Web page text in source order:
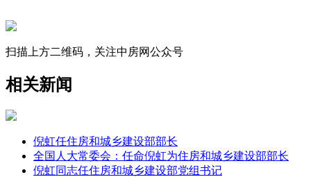
扫描上方二维码，关注中房网公众号
相关新闻
倪虹任住房和城乡建设部部长
全国人大常委会：任命倪虹为住房和城乡建设部部长
倪虹同志任住房和城乡建设部党组书记